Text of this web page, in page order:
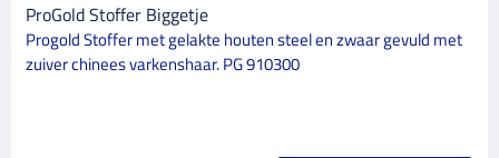
ProGold Stoffer Biggetje
Progold Stoffer met gelakte houten steel en zwaar gevuld met
zuiver chinees varkenshaar. PG 910300